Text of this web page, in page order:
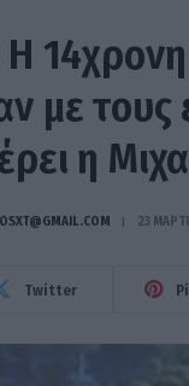
με τους
η
23
Twitter